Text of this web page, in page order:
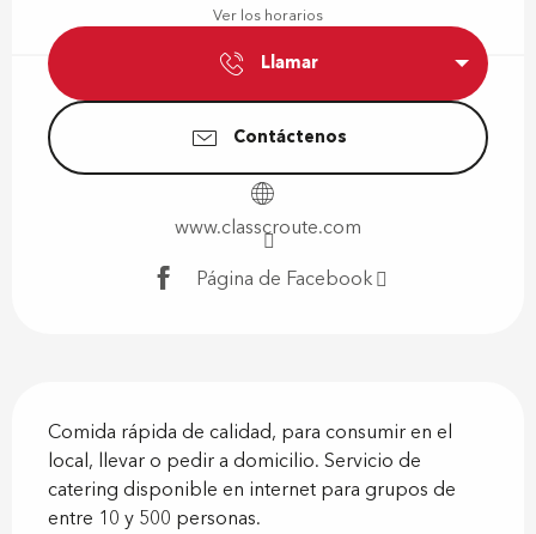
Ver los horarios
Llamar
Contáctenos
www.classcroute.com
Página de Facebook
Comida rápida de calidad, para consumir en el
local, llevar o pedir a domicilio. Servicio de
catering disponible en internet para grupos de
entre 10 y 500 personas.